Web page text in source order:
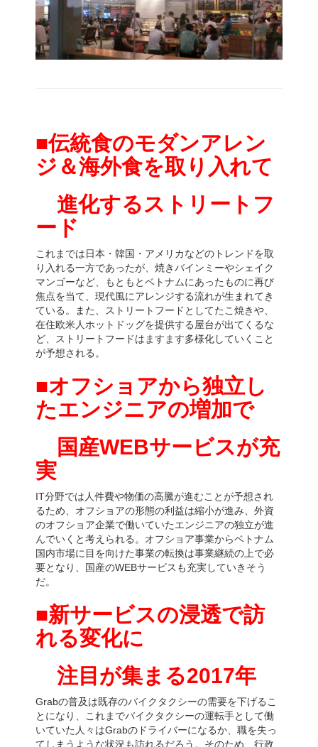
■伝統食のモダンアレン
ジ＆海外食を取り入れて
進化するストリートフ
ード
これまでは日本・韓国・アメリカなどのトレンドを取
り入れる一方であったが、焼きバインミーやシェイク
マンゴーなど、もともとベトナムにあったものに再び
焦点を当て、現代風にアレンジする流れが生まれてき
ている。また、ストリートフードとしてたこ焼きや、
在住欧米人ホットドッグを提供する屋台が出てくるな
ど、ストリートフードはますます多様化していくこと
が予想される。
■オフショアから独立し
たエンジニアの増加で
国産WEBサービスが充
実
IT分野では人件費や物価の高騰が進むことが予想され
るため、オフショアの形態の利益は縮小が進み、外資
のオフショア企業で働いていたエンジニアの独立が進
んでいくと考えられる。オフショア事業からベトナム
国内市場に目を向けた事業の転換は事業継続の上で必
要となり、国産のWEBサービスも充実していきそう
だ。
■新サービスの浸透で訪
れる変化に
注目が集まる2017年
Grabの普及は既存のバイクタクシーの需要を下げるこ
とになり、これまでバイクタクシーの運転手として働
いていた人々はGrabのドライバーになるか、職を失っ
てしまうような状況も訪れるだろう。そのため、行政